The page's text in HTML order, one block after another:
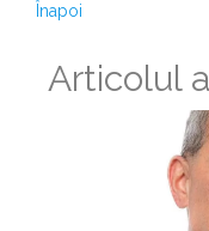
Înapoi
Articolul